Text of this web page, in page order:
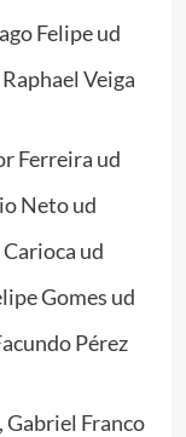
Felipe ud
Veiga
Ferreira ud
Neto ud
ud
Gomes ud
Pérez
Gabriel Franco